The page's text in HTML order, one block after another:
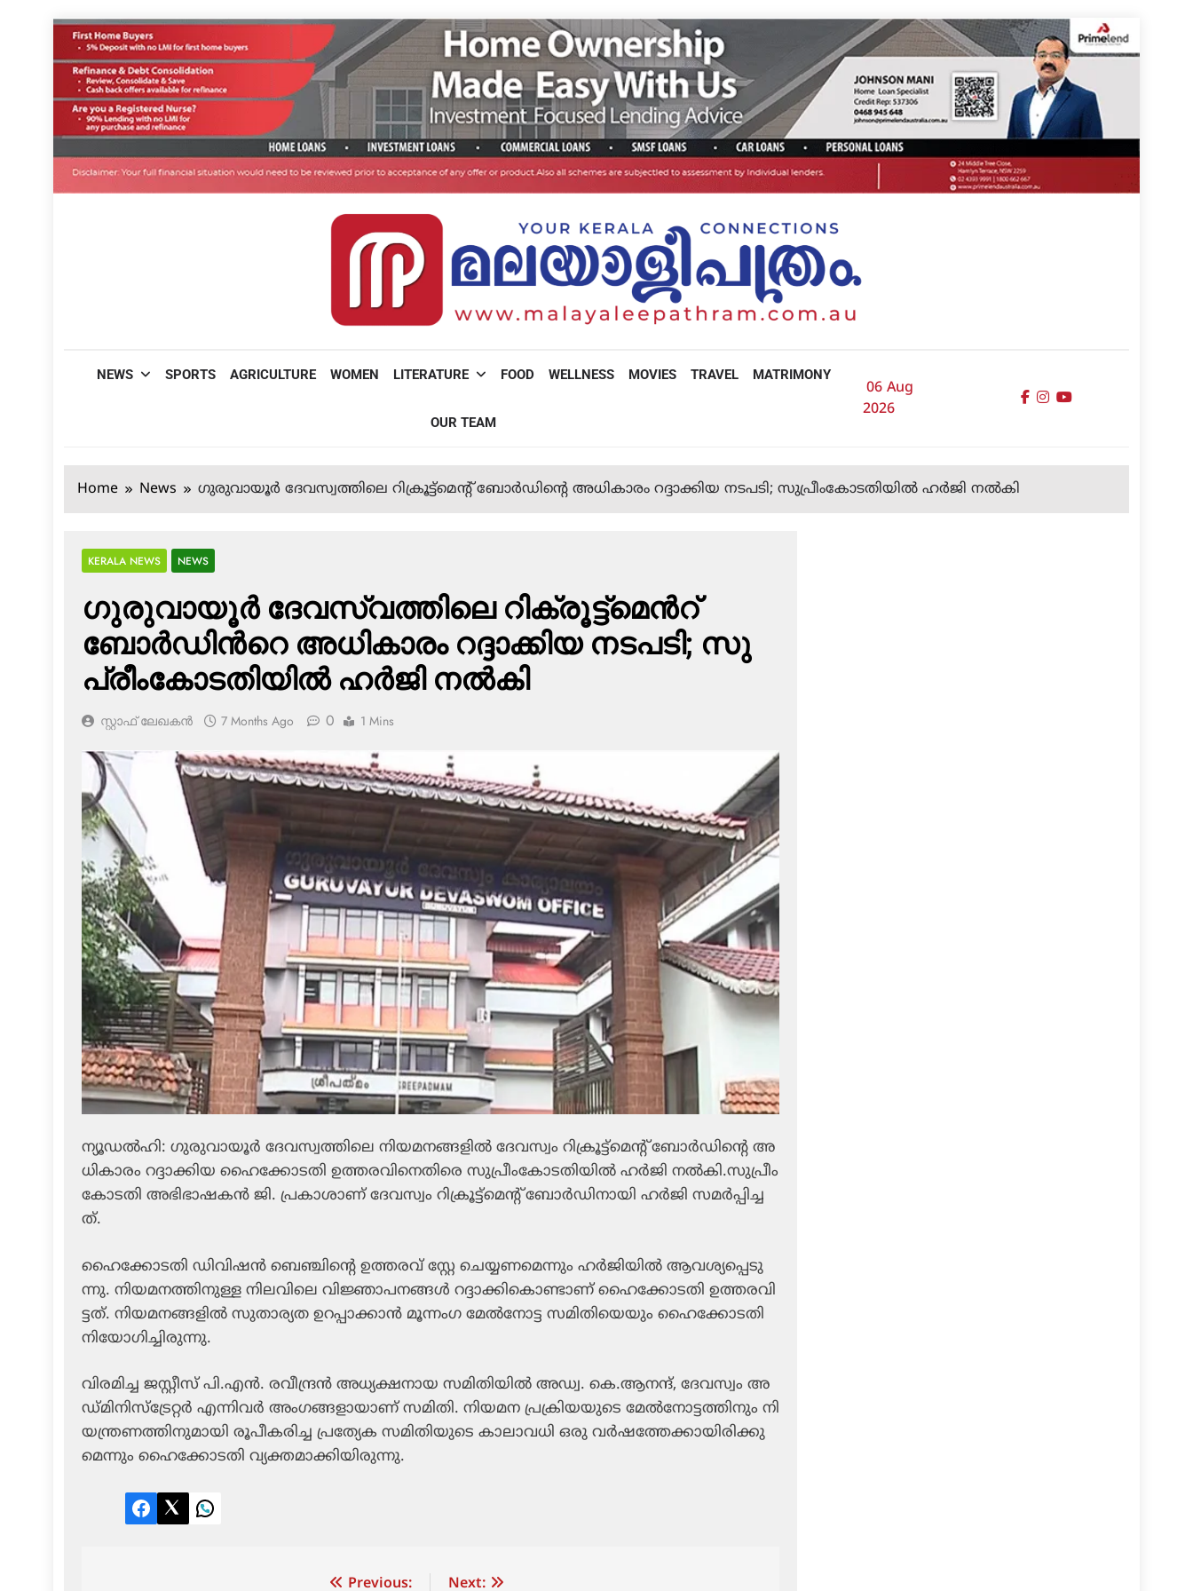
Skip
content
NEWS SPORTS AGRICULTURE WOMEN LITERATURE FOOD WELLNESS MOVIES TRAVEL MATRIMONY
OUR TEAM
06 Aug
2026
Home News ഗു​രു​വാ​യൂ​ർ ദേ​വ​സ്വ​ത്തി​ലെ റിക്രൂട്ട്മെന്‍റ് ബോർഡിന്‍റെ അധികാരം റദ്ദാക്കിയ നടപടി; സു​പ്രീം​കോ​ട​തി​യി​ൽ ഹ​ർ​ജി നൽകി
KERALA NEWS NEWS
ഗു​രു​വാ​യൂ​ർ ദേ​വ​സ്വ​ത്തി​ലെ റിക്രൂട്ട്മെന്‍റ്
ബോർഡിന്‍റെ അധികാരം റദ്ദാക്കിയ നടപടി; സു​
പ്രീം​കോ​ട​തി​യി​ൽ ഹ​ർ​ജി നൽകി
സ്റ്റാഫ് ലേഖകൻ 7 Months Ago 0 1 Mins
ന്യൂ​ഡ​ൽ​ഹി: ഗു​രു​വാ​യൂ​ർ ദേ​വ​സ്വ​ത്തി​ലെ നി​യ​മ​ന​ങ്ങ​ളി​ൽ ദേ​വ​സ്വം റി​ക്രൂ​ട്ട്മെ​ന്‍റ് ബോ​ർ​ഡി​ന്‍റെ അ​
ധി​കാ​രം റ​ദ്ദാ​ക്കി​യ ഹൈ​ക്കോ​ട​തി ഉ​ത്ത​ര​വി​നെ​തി​രെ സു​പ്രീം​കോ​ട​തി​യി​ൽ ഹ​ർ​ജി ന​ൽ​കി.​സു​പ്രീം​
കോ​ട​തി അ​ഭി​ഭാ​ഷ​ക​ൻ ജി. ​പ്ര​കാ​ശാ​ണ് ദേ​വ​സ്വം റി​ക്രൂ​ട്ട്മെ​ന്‍റ് ബോ​ർ​ഡി​നാ​യി ഹ​ർ​ജി സ​മ​ർ​പ്പി​ച്ച​
ത്.
ഹൈ​ക്കോ​ട​തി ഡി​വി​ഷ​ൻ ബെ​ഞ്ചി​ന്‍റെ ഉ​ത്ത​ര​വ് സ്റ്റേ ​ചെ​യ്യ​ണ​മെ​ന്നും ഹ​ർ​ജി​യി​ൽ ആ​വ​ശ്യ​പ്പെ​ടു​
ന്നു. നി​യ​മ​ന​ത്തി​നു​ള്ള നി​ല​വി​ലെ വി​ജ്ഞാ​പ​ന​ങ്ങ​ൾ റ​ദ്ദാ​ക്കി​കൊ​ണ്ടാ​ണ് ഹൈ​ക്കോ​ട​തി ഉ​ത്ത​ര​വി​
ട്ട​ത്. നി​യ​മ​ന​ങ്ങ​ളി​ൽ സു​താ​ര്യ​ത ഉ​റ​പ്പാ​ക്കാ​ൻ മൂ​ന്നം​ഗ മേ​ൽ​നോ​ട്ട സ​മി​തി​യെ​യും ഹൈ​ക്കോ​ട​തി
നി​യോ​ഗി​ച്ചി​രു​ന്നു.
വി​ര​മി​ച്ച ജ​സ്റ്റീ​സ് പി.​എ​ൻ. ര​വീ​ന്ദ്ര​ൻ അ​ധ്യ​ക്ഷ​നാ​യ സ​മി​തി​യി​ൽ അ​ഡ്വ. കെ.​ആ​ന​ന്ദ്, ദേ​വ​സ്വം അ​
ഡ്മി​നി​സ്ട്രേ​റ്റ​ർ എ​ന്നി​വ​ർ അം​ഗ​ങ്ങ​ളാ​യാ​ണ് സ​മി​തി. നി​യ​മ​ന പ്ര​ക്രി​യ​യു​ടെ മേ​ൽ​നോ​ട്ട​ത്തി​നും നി​
യ​ന്ത്ര​ണ​ത്തി​നു​മാ​യി രൂ​പീ​ക​രി​ച്ച പ്ര​ത്യേ​ക സ​മി​തി​യു​ടെ കാ​ലാ​വ​ധി ഒ​രു വ​ർ​ഷ​ത്തേ​ക്കാ​യി​രി​ക്കു​
മെ​ന്നും ഹൈ​ക്കോ​ട​തി വ്യ​ക്ത​മാ​ക്കി​യി​രു​ന്നു.
Facebook
TwitterLinkedIn
Previous: Next: